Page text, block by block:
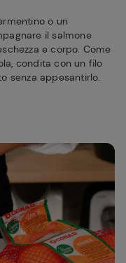
o un
il salmone
e corpo. Come
condita con un filo
senza appesantirlo.